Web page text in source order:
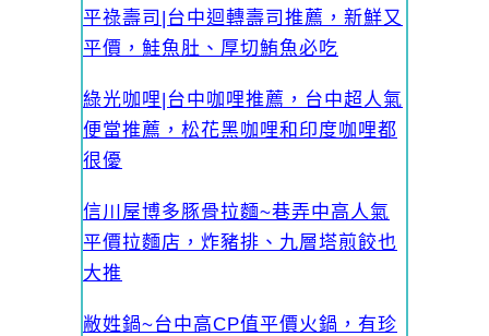
平祿壽司|台中迴轉壽司推薦，新鮮又
平價，鮭魚肚、厚切鮪魚必吃
綠光咖哩|台中咖哩推薦，台中超人氣
便當推薦，松花黑咖哩和印度咖哩都
很優
信川屋博多豚骨拉麵~巷弄中高人氣
平價拉麵店，炸豬排、九層塔煎餃也
大推
敝姓鍋~台中高CP值平價火鍋，有珍